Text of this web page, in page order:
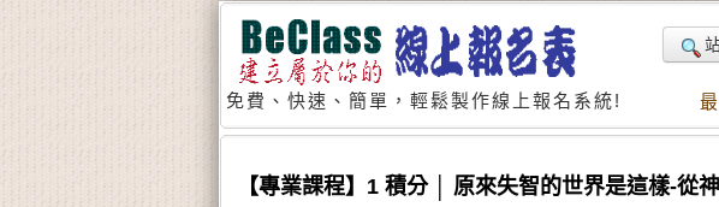
免費、快速、簡單，輕鬆製作線上報名系統!
【專業課程】1 積分 │ 原來失智的世界是這樣-從